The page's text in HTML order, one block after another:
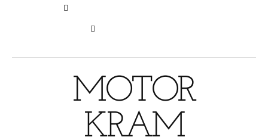
MOTOR
KRAM